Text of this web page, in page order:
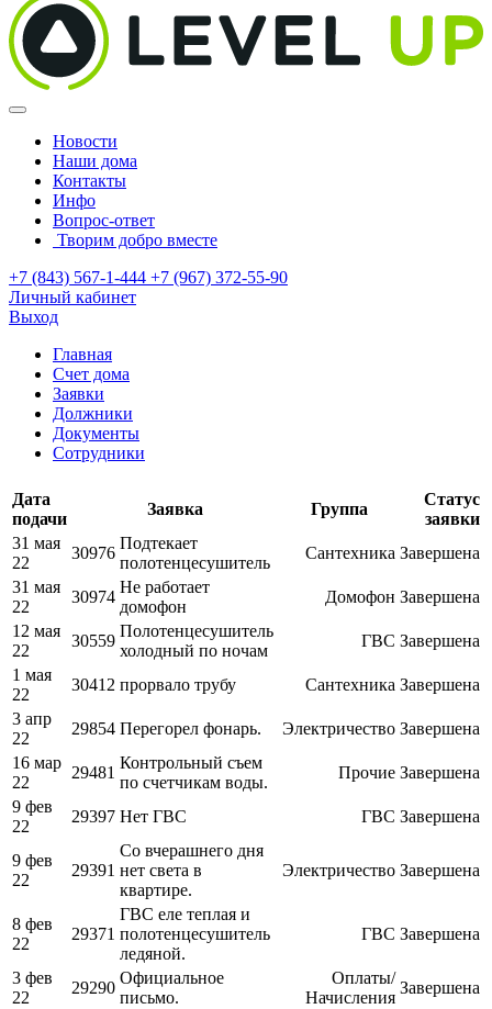
Новости
Наши дома
Контакты
Инфо
Вопрос-ответ
Творим добро вместе
+7 (843) 567-1-444 +7 (967) 372-55-90
Личный кабинет
Выход
Главная
Счет дома
Заявки
Должники
Документы
Сотрудники
Дата
подачи
Заявка Группа
Статус
заявки
31 мая
22
30976
Подтекает
полотенцесушитель
Сантехника Завершена
31 мая
22
30974
Не работает
домофон
Домофон Завершена
12 мая
22
30559
Полотенцесушитель
холодный по ночам
ГВС Завершена
1 мая
22
30412 прорвало трубу Сантехника Завершена
3 апр
22
29854 Перегорел фонарь. Электричество Завершена
16 мар
22
29481
Контрольный съем
по счетчикам воды.
Прочие Завершена
9 фев
22
29397 Нет ГВС ГВС Завершена
9 фев
22
29391
Со вчерашнего дня
нет света в
квартире.
Электричество Завершена
8 фев
22
29371
ГВС еле теплая и
полотенцесушитель
ледяной.
ГВС Завершена
3 фев
22
29290
Официальное
письмо.
Оплаты/
Начисления
Завершена